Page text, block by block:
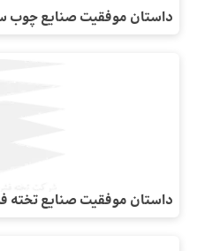
داستان موفقیت صنایع چوب
داستان موفقیت صنایع تخته